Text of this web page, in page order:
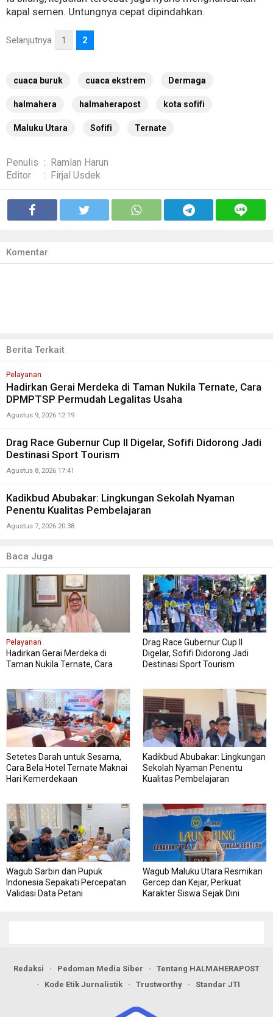
kapal semen. Untungnya cepat dipindahkan.
Selanjutnya 1 2
cuaca buruk cuaca ekstrem Dermaga
halmahera halmaherapost kota sofifi
Maluku Utara Sofifi Ternate
Penulis : Ramlan Harun
Editor
: Firjal Usdek
Komentar
Berita Terkait
Pelayanan
Hadirkan Gerai Merdeka di Taman Nukila Ternate, Cara
DPMPTSP Permudah Legalitas Usaha
Agustus 9, 2026 12:19
Drag Race Gubernur Cup II Digelar, Sofifi Didorong Jadi
Destinasi Sport Tourism
Agustus 8, 2026 17:41
Kadikbud Abubakar: Lingkungan Sekolah Nyaman
Penentu Kualitas Pembelajaran
Agustus 7, 2026 20:38
Baca Juga
Pelayanan
Hadirkan Gerai Merdeka di
Taman Nukila Ternate, Cara
Drag Race Gubernur Cup II
Digelar, Sofifi Didorong Jadi
Destinasi Sport Tourism
Setetes Darah untuk Sesama,
Cara Bela Hotel Ternate Maknai
Hari Kemerdekaan
Kadikbud Abubakar: Lingkungan
Sekolah Nyaman Penentu
Kualitas Pembelajaran
Wagub Sarbin dan Pupuk
Indonesia Sepakati Percepatan
Validasi Data Petani
Wagub Maluku Utara Resmikan
Gercep dan Kejar, Perkuat
Karakter Siswa Sejak Dini
Redaksi Pedoman Media Siber
Tentang HALMAHERAPOST
Kode Etik Jurnalistik
Trustworthy Standar JTI